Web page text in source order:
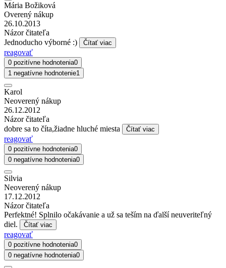
Mária Božiková
Overený nákup
26.10.2013
Názor čitateľa
Jednoducho výborné :)
Čítať viac
reagovať
0 pozitívne hodnotenia0
1 negatívne hodnotenie1
Karol
Neoverený nákup
26.12.2012
Názor čitateľa
dobre sa to číta,žiadne hluché miesta
Čítať viac
reagovať
0 pozitívne hodnotenia0
0 negatívne hodnotenia0
Silvia
Neoverený nákup
17.12.2012
Názor čitateľa
Perfektné! Splnilo očakávanie a už sa teším na ďalší neuveriteľný
diel.
Čítať viac
reagovať
0 pozitívne hodnotenia0
0 negatívne hodnotenia0